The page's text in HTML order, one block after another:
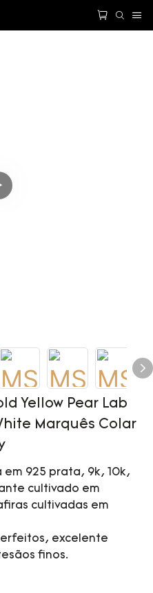
Yellow Pear Lab
Marquês Colar
em 925 prata, 9k, 10k,
cultivado em
cultivadas em
excelente
finos.